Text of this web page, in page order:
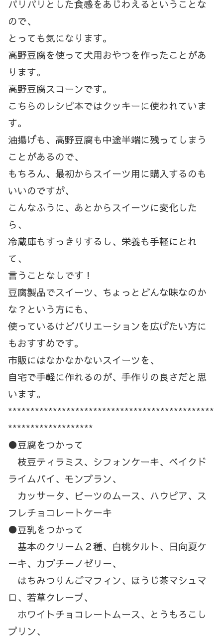
パリパリとした食感をあじわえるということな
ので、
とっても気になります。
高野豆腐を使って犬用おやつを作ったことがあ
ります。
高野豆腐スコーンです。
こちらのレシピ本ではクッキーに使われていま
す。
油揚げも、高野豆腐も中途半端に残ってしまう
ことがあるので、
もちろん、最初からスイーツ用に購入するのも
いいのですが、
こんなふうに、あとからスイーツに変化した
ら、
冷蔵庫もすっきりするし、栄養も手軽にとれ
て、
言うことなしです！
豆腐製品でスイーツ、ちょっとどんな味なのか
な？という方にも、
使っているけどバリエーションを広げたい方に
もおすすめです。
市販にはなかなかないスイーツを、
自宅で手軽に作れるのが、手作りの良さだと思
います。
**********************************************
*******************
●豆腐をつかって
枝豆ティラミス、シフォンケーキ、ベイクド
ライムパイ、モンブラン、
カッサータ、ビーツのムース、ハウピア、ス
フレチョコレートケーキ
●豆乳をつかって
基本のクリーム２種、白桃タルト、日向夏ケ
ーキ、カプチーノゼリー、
はちみつりんごマフィン、ほうじ茶マシュマ
ロ、若草クレープ、
ホワイトチョコレートムース、とうもろこし
プリン、